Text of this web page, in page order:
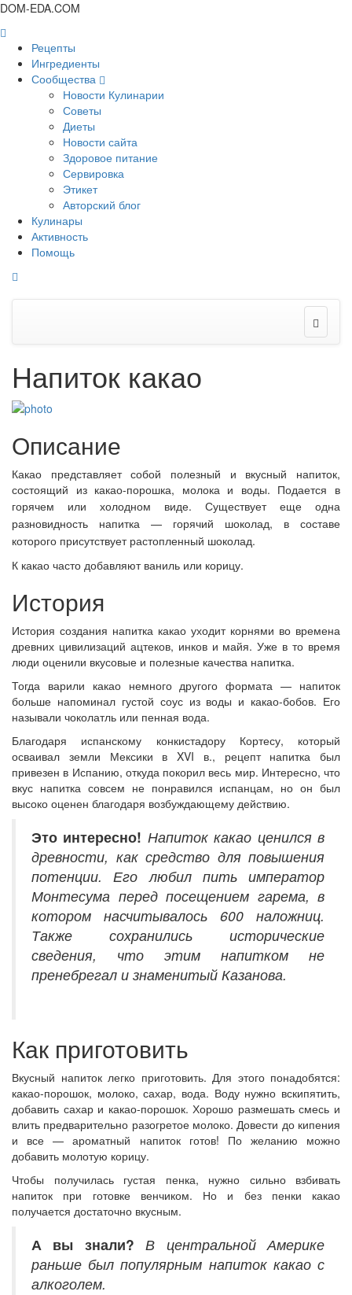
DOM-EDA.COM
Рецепты
Ингредиенты
Сообщества
Новости Кулинарии
Советы
Диеты
Новости сайта
Здоровое питание
Сервировка
Этикет
Авторский блог
Кулинары
Активность
Помощь
Напиток какао
Описание
Какао представляет собой полезный и вкусный напиток,
состоящий из какао-порошка, молока и воды. Подается в
горячем или холодном виде. Существует еще одна
разновидность напитка — горячий шоколад, в составе
которого присутствует растопленный шоколад.
К какао часто добавляют ваниль или корицу.
История
История создания напитка какао уходит корнями во времена
древних цивилизаций ацтеков, инков и майя. Уже в то время
люди оценили вкусовые и полезные качества напитка.
Тогда варили какао немного другого формата — напиток
больше напоминал густой соус из воды и какао-бобов. Его
называли чоколатль или пенная вода.
Благодаря испанскому конкистадору Кортесу, который
осваивал земли Мексики в XVI в., рецепт напитка был
привезен в Испанию, откуда покорил весь мир. Интересно, что
вкус напитка совсем не понравился испанцам, но он был
высоко оценен благодаря возбуждающему действию.
Это интересно! Напиток какао ценился в
древности, как средство для повышения
потенции. Его любил пить император
Монтесума перед посещением гарема, в
котором насчитывалось 600 наложниц.
Также сохранились исторические
сведения, что этим напитком не
пренебрегал и знаменитый Казанова.
Как приготовить
Вкусный напиток легко приготовить. Для этого понадобятся:
какао-порошок, молоко, сахар, вода. Воду нужно вскипятить,
добавить сахар и какао-порошок. Хорошо размешать смесь и
влить предварительно разогретое молоко. Довести до кипения
и все — ароматный напиток готов! По желанию можно
добавить молотую корицу.
Чтобы получилась густая пенка, нужно сильно взбивать
напиток при готовке венчиком. Но и без пенки какао
получается достаточно вкусным.
А вы знали?
В центральной Америке
раньше был популярным напиток какао с
алкоголем.